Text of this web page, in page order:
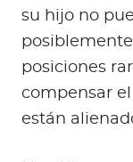
su hijo no
posiblemente
posiciones
compensar
están